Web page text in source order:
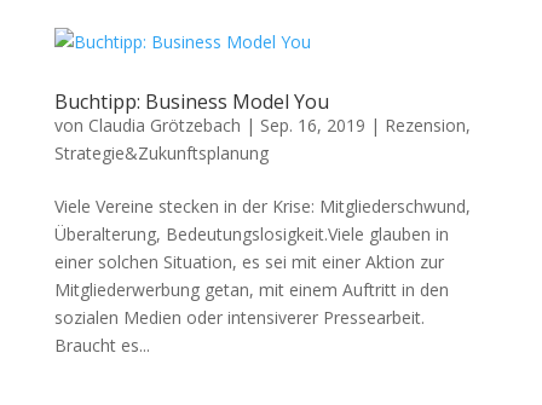
Buchtipp: Business Model You
von Claudia Grötzebach | Sep. 16, 2019 | Rezension,
Strategie&Zukunftsplanung
Viele Vereine stecken in der Krise: Mitgliederschwund,
Überalterung, Bedeutungslosigkeit.Viele glauben in
einer solchen Situation, es sei mit einer Aktion zur
Mitgliederwerbung getan, mit einem Auftritt in den
sozialen Medien oder intensiverer Pressearbeit.
Braucht es...